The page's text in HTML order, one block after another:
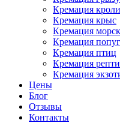
Кремация
Кремация крыс
Кремация
Кремация
Кремация птиц
Кремация
Кремация
Цены
Блог
Отзывы
Контакты